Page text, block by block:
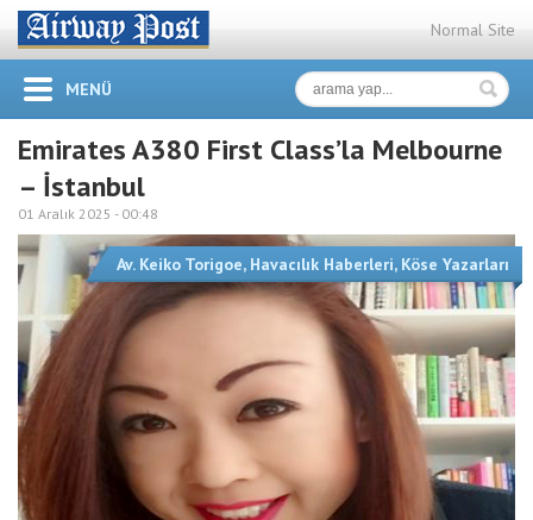
Normal Site
MENÜ
Emirates A380 First Class’la Melbourne
– İstanbul
01 Aralık 2025 - 00:48
Av. Keiko Torigoe, Havacılık Haberleri, Köse Yazarları